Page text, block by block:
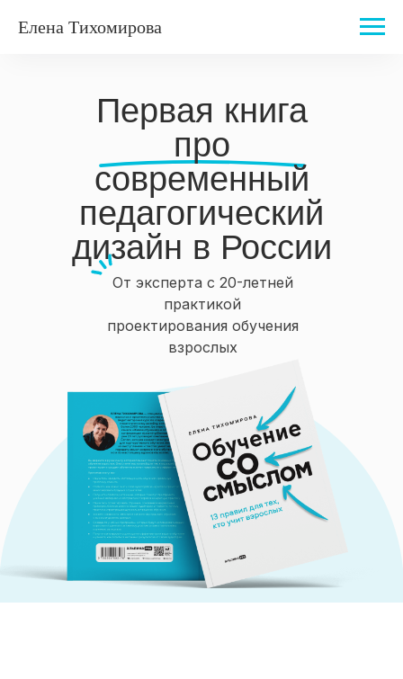
Елена Тихомирова
Первая книга
про
современный
педагогический
дизайн в России
От эксперта с 20-летней
практикой
проектирования обучения
взрослых